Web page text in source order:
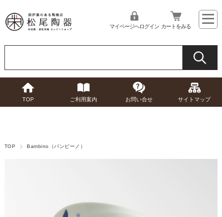
マイページへログイン カートをみる
TOP ご利用案内 お問い合せ サイトマップ
TOP Bambino（バンビーノ）